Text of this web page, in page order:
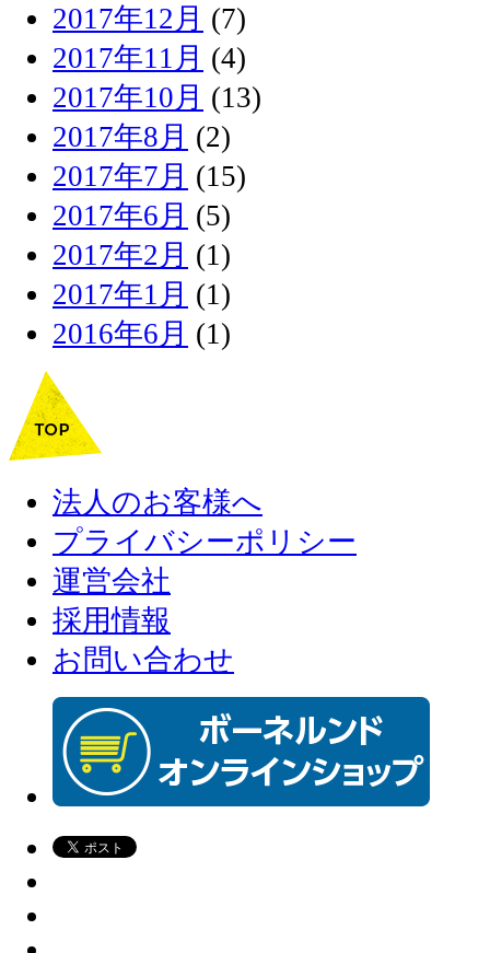
2017年12月 (7)
2017年11月 (4)
2017年10月 (13)
2017年8月 (2)
2017年7月 (15)
2017年6月 (5)
2017年2月 (1)
2017年1月 (1)
2016年6月 (1)
法人のお客様へ
プライバシーポリシー
運営会社
採用情報
お問い合わせ